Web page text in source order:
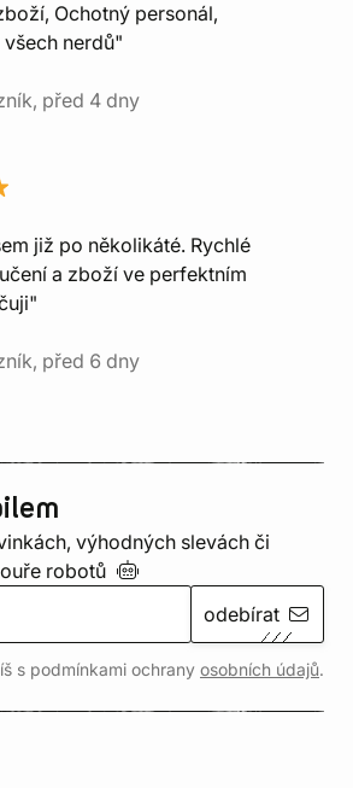
Ochotný personál,
nerdů"
před 4 dny
již po několikáté. Rychlé
a zboží ve perfektním
před 6 dny
výhodných slevách či
robotů
odebírat
s podmínkami ochrany osobních údajů.